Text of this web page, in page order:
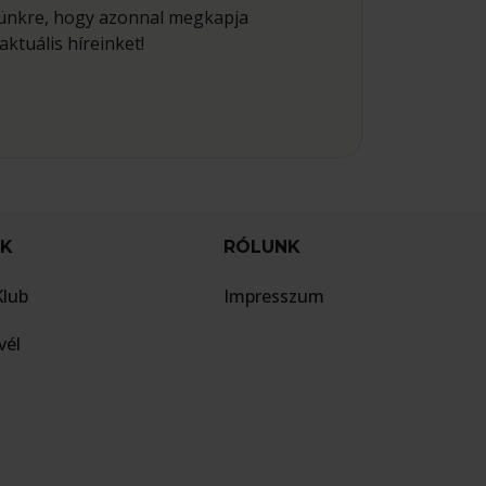
hogy azonnal megkapja
híreinket!
RÓLUNK
Impresszum